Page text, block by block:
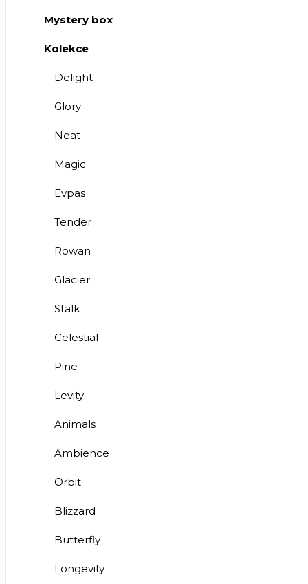
Mystery box
Kolekce
Delight
Glory
Neat
Magic
Evpas
Tender
Rowan
Glacier
Stalk
Celestial
Pine
Levity
Animals
Ambience
Orbit
Blizzard
Butterfly
Longevity